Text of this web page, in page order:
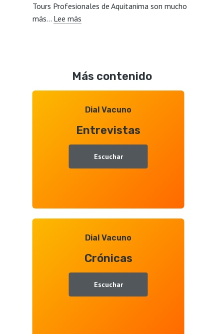
Mercosur,
Tours Profesionales de Aquitanima son mucho
más… Lee más:
Aquitanima
2026,
entrevista
Juan
Ramón
Gallego
Más contenido
Dial Vacuno
Entrevistas
Escuchar
Dial Vacuno
Crónicas
Escuchar